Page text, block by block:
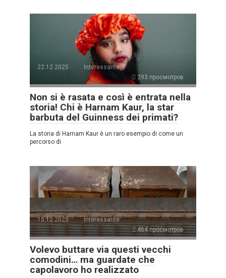
22.12.2025
Interessante
293 просмотров
Non si è rasata e così è entrata nella
storia! Chi è Harnam Kaur, la star
barbuta del Guinness dei primati?
La storia di Harnam Kaur è un raro esempio di come un
percorso di
15.12.2025
Interessante
464 просмотров
Volevo buttare via questi vecchi
comodini… ma guardate che
capolavoro ho realizzato